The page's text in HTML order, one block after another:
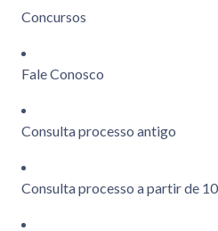
Concursos
Fale Conosco
Consulta processo antigo
Consulta processo a partir de